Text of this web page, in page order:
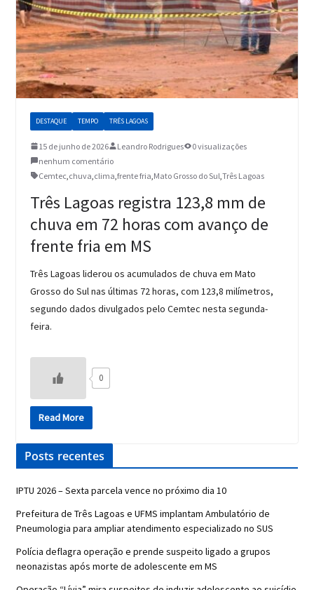
DESTAQUE TEMPO TRÊS LAGOAS
15 de junho de 2026 Leandro Rodrigues
0 visualizações
nenhum comentário
Cemtec chuva clima frente fria Mato Grosso do Sul Três Lagoas
Três Lagoas registra 123,8 mm de
chuva em 72 horas com avanço de
frente fria em MS
Três Lagoas liderou os acumulados de chuva em Mato
Grosso do Sul nas últimas 72 horas, com 123,8 milímetros,
segundo dados divulgados pelo Cemtec nesta segunda-
feira.
0
Read More
Posts recentes
IPTU 2026 – Sexta parcela vence no próximo dia 10
Prefeitura de Três Lagoas e UFMS implantam Ambulatório de
Pneumologia para ampliar atendimento especializado no SUS
Polícia deflagra operação e prende suspeito ligado a grupos
neonazistas após morte de adolescente em MS